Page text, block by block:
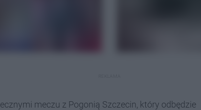
meczu z Pogonią Szczecin, który odbędzie